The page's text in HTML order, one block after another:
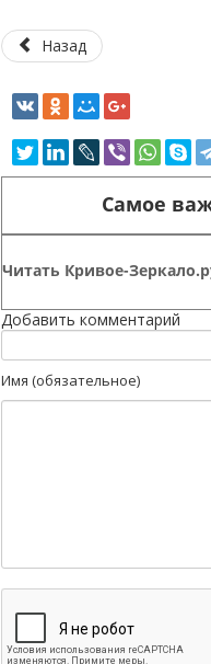
Назад
Самое
Читать Кривое-
Добавить комментарий
Имя (обязательное)